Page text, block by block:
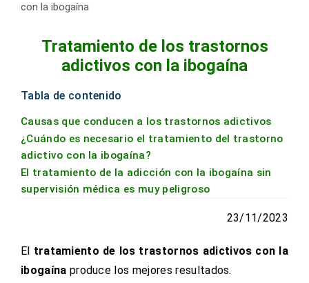
con la ibogaína
Tratamiento de los trastornos
adictivos con la ibogaína
Tabla de contenido
Causas que conducen a los trastornos adictivos
¿Cuándo es necesario el tratamiento del trastorno
adictivo con la ibogaína?
El tratamiento de la adicción con la ibogaína sin
supervisión médica es muy peligroso
23/11/2023
El tratamiento de los trastornos adictivos con la
ibogaína produce los mejores resultados.